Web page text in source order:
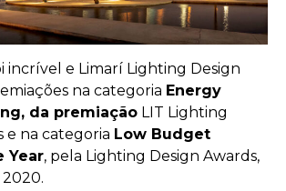
incrível e Limarí Lighting Design
na categoria Energy
da premiação LIT Lighting
e na categoria Low Budget
Year, pela Lighting Design Awards,
2020.